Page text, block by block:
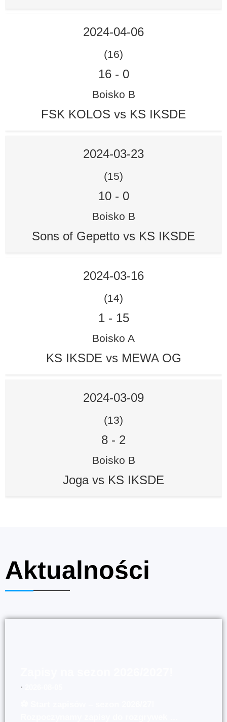
2024-04-06
(16)
16- 0
Boisko B
FSK KOLOS vs KS IKSDE
2024-03-23
(15)
10- 0
Boisko B
Sons of Gepetto vs KS IKSDE
2024-03-16
(14)
1- 15
Boisko A
KS IKSDE vs MEWA OG
2024-03-09
(13)
8 - 2
Boisko B
Joga vs KS IKSDE
Aktualności
⋅